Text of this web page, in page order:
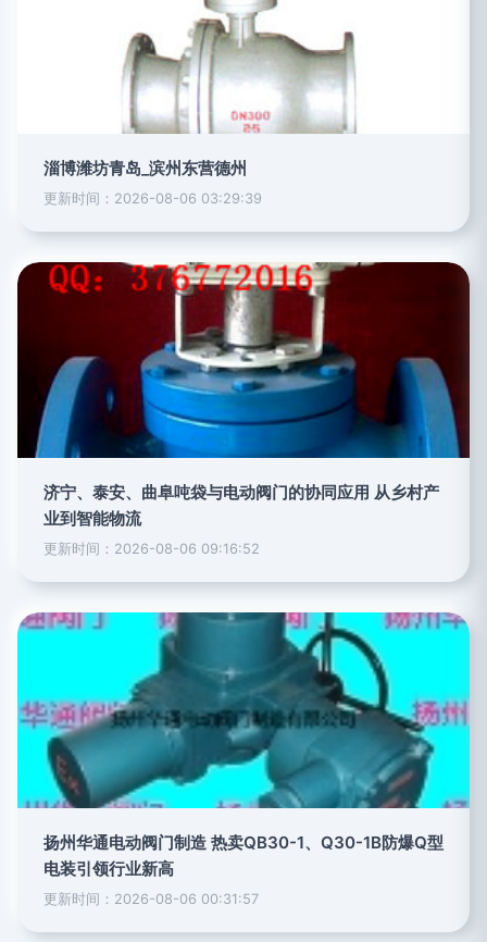
淄博潍坊青岛_滨州东营德州
更新时间：2026-08-06 03:29:39
济宁、泰安、曲阜吨袋与电动阀门的协同应用 从乡村产
业到智能物流
更新时间：2026-08-06 09:16:52
扬州华通电动阀门制造 热卖QB30-1、Q30-1B防爆Q型
电装引领行业新高
更新时间：2026-08-06 00:31:57